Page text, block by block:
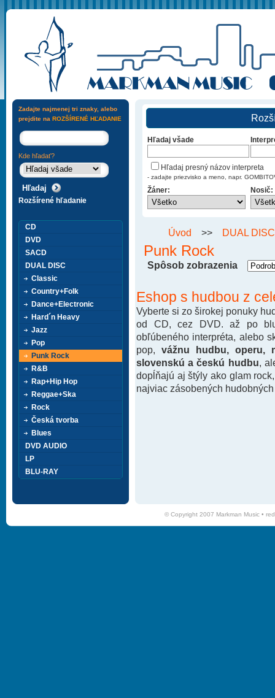
Hľadaj všade
Hľadaj presný názov interpreta
- zadajte priezvisko a meno, napr.
Žáner: Nosič:
Úvod >> DUAL DISC
Punk Rock
Spôsob zobrazenia
Eshop s hudbou z
Vyberte si zo širokej ponuky
od CD, cez DVD. až po
obľúbeného interpréta, alebo
pop, vážnu hudbu, operu,
slovenskú a českú hudbu ,
dopĺňajú aj štýly ako glam
najviac zásobených
Zadajte najmenej tri znaky, alebo
prejdite na ROZŠÍRENÉ HĽADANIE
Kde hľadať?
Rozšírené hľadanie
CD
DVD
SACD
DUAL DISC
Classic
Country+Folk
Dance+Electronic
Hard´n Heavy
Jazz
Pop
Punk Rock
R&B
Rap+Hip Hop
Reggae+Ska
Rock
Česká tvorba
Blues
DVD AUDIO
LP
BLU-RAY
© Copyright 2007 Markman Music •